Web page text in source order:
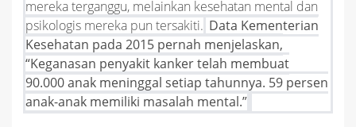
mereka terganggu, melainkan kesehatan mental dan
psikologis mereka pun tersakiti. Data Kementerian
Kesehatan pada 2015 pernah menjelaskan,
“Keganasan penyakit kanker telah membuat
90.000 anak meninggal setiap tahunnya. 59 persen
anak-anak memiliki masalah mental.”